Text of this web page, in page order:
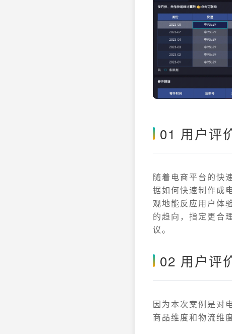
01 用户评
随着电商平台的快
据如何快速制作成
观地能反应用户体
的趋向，指定更合
议。
02 用户评
因为本次案例是对
商品维度和物流维